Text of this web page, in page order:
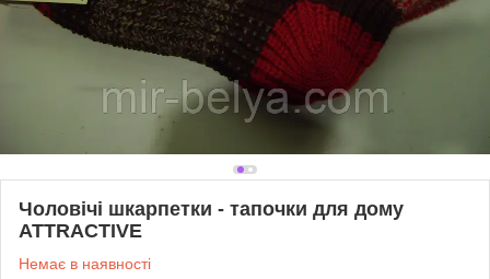
Чоловічі шкарпетки - тапочки для дому
ATTRACTIVE
Немає в наявності